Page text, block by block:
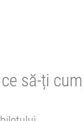
să-ți